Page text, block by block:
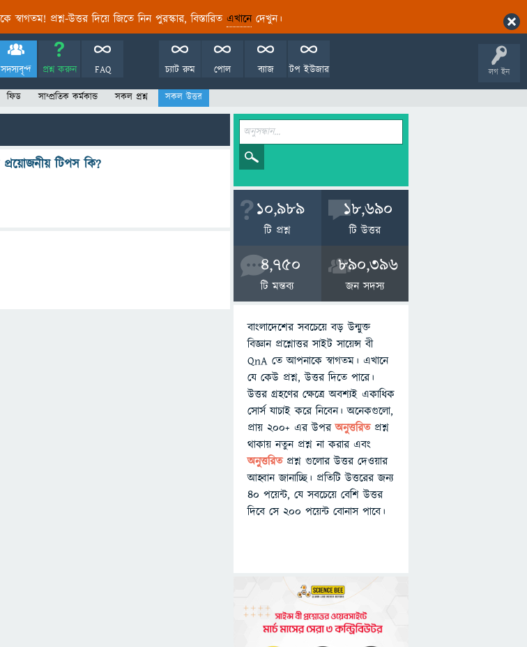
স্বাগতম! প্রশ্ন-উত্তর দিয়ে জিতে নিন পুরস্কার, বিস্তারিত এখানেদেখুন।
লগ ইন
সদস্যবৃন্দ প্রশ্ন করুন FAQ টপ ইউজার
ব্যাজ
পোল
চ্যাট রুম
ফিড সাম্প্রতিক কর্মকান্ড সকল প্রশ্ন সকল উত্তর
টিপস কি?
10,989
টি প্রশ্ন
18,690
টি উত্তর
4,750
টি মন্তব্য
890,396
জন সদস্য
বাংলাদেশের সবচেয়ে বড় উন্মুক্ত
বিজ্ঞান প্রশ্নোত্তর সাইট সায়েন্স বী
QnA তে আপনাকে স্বাগতম। এখানে
যে কেউ প্রশ্ন, উত্তর দিতে পারে।
উত্তর গ্রহণের ক্ষেত্রে অবশ্যই একাধিক
সোর্স যাচাই করে নিবেন। অনেকগুলো,
প্রায় ২০০+ এর উপরঅনুত্তরিতপ্রশ্ন
থাকায় নতুন প্রশ্ন না করার এবং
অনুত্তরিত প্রশ্ন গুলোর উত্তর দেওয়ার
আহ্বান জানাচ্ছি। প্রতিটি উত্তরের জন্য
৪০ পয়েন্ট, যে সবচেয়ে বেশি উত্তর
দিবে সে ২০০ পয়েন্ট বোনাস পাবে।